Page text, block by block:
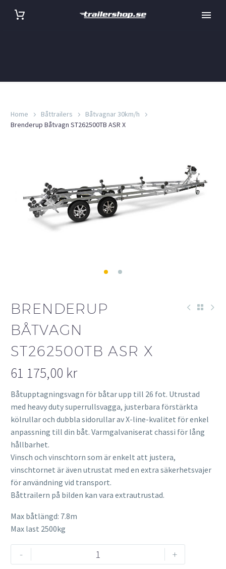
Home Båttrailers
Båtvagnar 30km/h
Brenderup Båtvagn ST262500TB ASR X
BRENDERUP
BÅTVAGN
ST262500TB ASR X
61 175,00 kr
Båtupptagningsvagn för båtar upp till 26 fot. Utrustad
med heavy duty superrullsvagga, justerbara förstärkta
kölrullar och dubbla sidorullar av X-line-kvalitet för enkel
anpassning till din båt. Varmgalvaniserat chassi för lång
hållbarhet.
Vinsch och vinschtorn som är enkelt att justera,
vinschtornet är även utrustat med en extra säkerhetsvajer
för användning vid transport.
Båttrailern på bilden kan vara extrautrustad.
Max båtlängd: 7.8m
Max last 2500kg
-
Brenderup
Båtvagn
+